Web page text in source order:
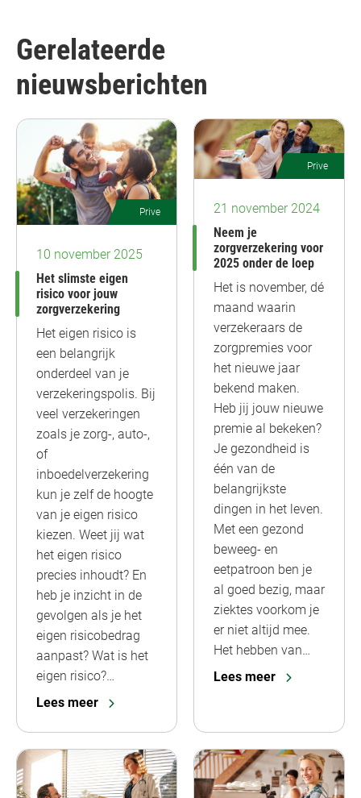
Gerelateerde
nieuwsberichten
Prive
10 november 2025
Het slimste eigen
risico voor jouw
zorgverzekering
Het eigen risico is
een belangrijk
onderdeel van je
verzekeringspolis. Bij
veel verzekeringen
zoals je zorg-, auto-,
of
inboedelverzekering
kun je zelf de hoogte
van je eigen risico
kiezen. Weet jij wat
het eigen risico
precies inhoudt? En
heb je inzicht in de
gevolgen als je het
eigen risicobedrag
aanpast? Wat is het
eigen risico?…
Lees meer
Prive
21 november 2024
Neem je
zorgverzekering voor
2025 onder de loep
Het is november, dé
maand waarin
verzekeraars de
zorgpremies voor
het nieuwe jaar
bekend maken.
Heb jij jouw nieuwe
premie al bekeken?
Je gezondheid is
één van de
belangrijkste
dingen in het leven.
Met een gezond
beweeg- en
eetpatroon ben je
al goed bezig, maar
ziektes voorkom je
er niet altijd mee.
Het hebben van…
Lees meer